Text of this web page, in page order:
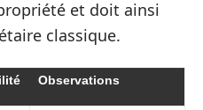
et doit ainsi
classique.
Observations